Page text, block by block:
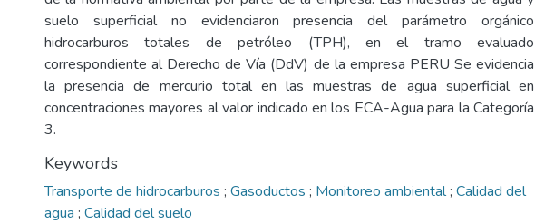
suelo superficial no evidenciaron presencia del parámetro orgánico
hidrocarburos totales de petróleo (TPH), en el tramo evaluado
correspondiente al Derecho de Vía (DdV) de la empresa PERU Se evidencia
la presencia de mercurio total en las muestras de agua superficial en
concentraciones mayores al valor indicado en los ECA-Agua para la Categoría
3.
Keywords
Transporte de hidrocarburos ; Gasoductos ; Monitoreo ambiental; Calidad del
agua ; Calidad del suelo